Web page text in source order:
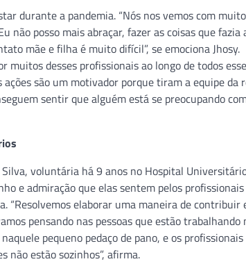
durante a pandemia. “Nós nos vemos com
não posso mais abraçar, fazer as coisas que
mãe e filha é muito difícil”, se emociona Jhosy.
muitos desses profissionais ao longo de todos
ações são um motivador porque tiram a equipe
sentir que alguém está se preocupando
voluntária há 9 anos no Hospital
e admiração que elas sentem pelos
“Resolvemos elaborar uma maneira de
pensando nas pessoas que estão
pequeno pedaço de pano, e os
não estão sozinhos”, afirma.